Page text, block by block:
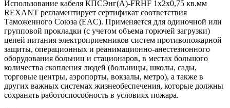
Использование кабеля КПСЭнг(А)-FRHF 1x2x0,75 кв.мм
REXANT регламентирует сертификат соответствия
Таможенного Союза (EAC). Применяется для одиночной или
групповой прокладки (с учетом объема горючей загрузки)
цепей питания электроприемников систем противопожарной
защиты, операционных и реанимационно-анестезионного
оборудования больниц и стационаров, в местах большого
количества скопления людей (больницы, школы, сады,
торговые центры, аэропорты, вокзалы, метро), а также в
других важных системах жизнеобеспечения, которые должны
сохранять работоспособность в условиях пожара.